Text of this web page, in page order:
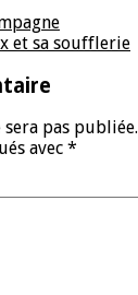
et sa soufflerie
pas publiée.
avec *